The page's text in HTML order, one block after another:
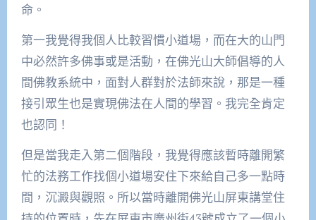
命。
第一我覺得我個人比較習慣小道場，而在大的山門
中必然許多佛事或是活動，在佛光山大師倡導的人
間佛教系統中，面對人群對於法師來說，那是一種
接引眾生也是實現佛法在人間的學習。我完全肯定
也認同！
但是當我走入第二個階段，我覺得應該暫時離開繁
忙的法務工作找個小道場安住下來給自己多一點時
間，沉澱與觀照。所以當時離開佛光山屏東講堂住